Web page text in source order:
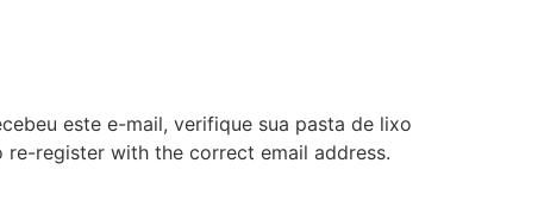
este e-mail, verifique sua pasta de lixo
register with the correct email address.